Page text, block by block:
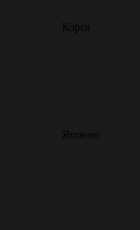
Корея
Япония